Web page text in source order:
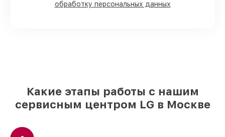
для срочного заказа
обработку персональных данных
Какие этапы работы с нашим
сервисным центром LG в Москве